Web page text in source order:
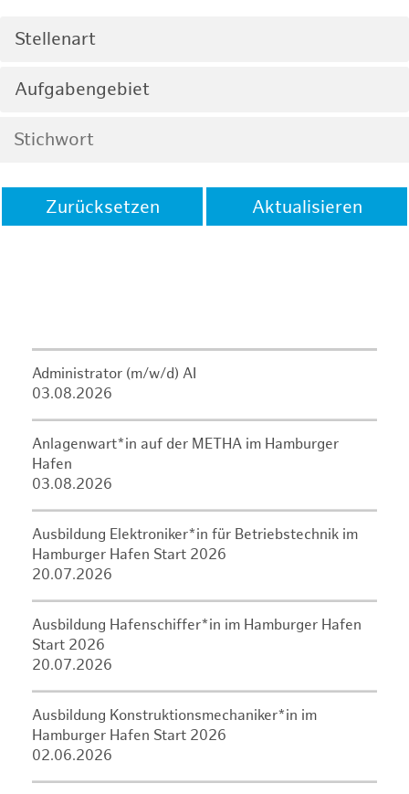
Stellenart
Aufgabengebiet
Zurücksetzen Aktualisieren
Administrator (m/w/d) AI
03.08.2026
Anlagenwart*in auf der METHA im Hamburger
Hafen
03.08.2026
Ausbildung Elektroniker*in für Betriebstechnik im
Hamburger Hafen Start 2026
20.07.2026
Ausbildung Hafenschiffer*in im Hamburger Hafen
Start 2026
20.07.2026
Ausbildung Konstruktionsmechaniker*in im
Hamburger Hafen Start 2026
02.06.2026